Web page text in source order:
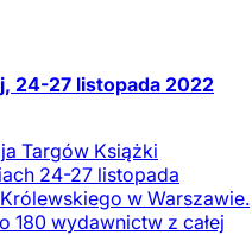
24-27 listopada 2022
Targów Książki
24-27 listopada
w Warszawie.
180 wydawnictw z całej